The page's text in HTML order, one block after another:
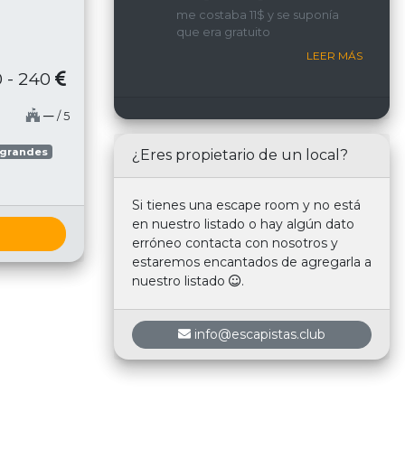
- 240
─ / 5
interacción constante con
nosotros.
me costaba 11$ y se suponía
que era gratuito
LEER MÁS
¿Eres propietario de un local?
Si tienes una escape room y no está
en nuestro listado o hay algún dato
erróneo contacta con nosotros y
estaremos encantados de agregarla a
nuestro listado
.
info@escapistas.club